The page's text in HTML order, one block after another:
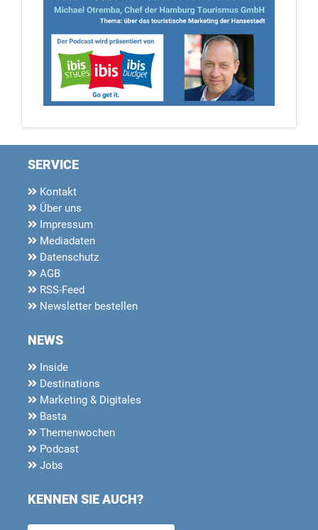
SERVICE
Kontakt
Über uns
Impressum
Mediadaten
Datenschutz
AGB
RSS-Feed
Newsletter bestellen
NEWS
Inside
Destinations
Marketing & Digitales
Basta
Themenwochen
Podcast
Jobs
KENNEN SIE AUCH?